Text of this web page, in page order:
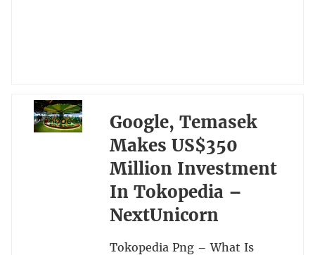
Google, Temasek
Makes US$350
Million Investment
In Tokopedia –
NextUnicorn
Tokopedia Png – What Is